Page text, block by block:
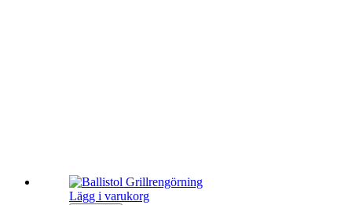
Lägg i varukorg